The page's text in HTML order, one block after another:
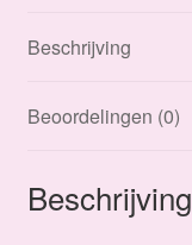
Beschrijving
Beoordelingen (0)
Beschrijving